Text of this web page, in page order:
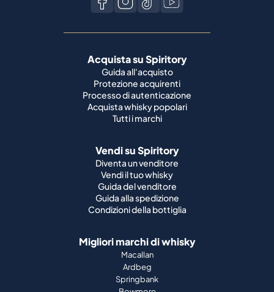
Acquista su Spiritory
Guida all'acquisto
Protezione acquirenti
Processo di autenticazione
Acquista whisky popolari
Tutti i marchi
Vendi su Spiritory
Diventa un venditore
Vendi il tuo whisky
Guida del venditore
Guida alla spedizione
Condizioni della bottiglia
Migliori marchi di whisky
Macallan
Ardbeg
Springbank